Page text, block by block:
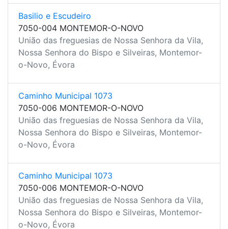
Basilio e Escudeiro
7050-004 MONTEMOR-O-NOVO
União das freguesias de Nossa Senhora da Vila,
Nossa Senhora do Bispo e Silveiras, Montemor-
o-Novo, Évora
Caminho Municipal 1073
7050-006 MONTEMOR-O-NOVO
União das freguesias de Nossa Senhora da Vila,
Nossa Senhora do Bispo e Silveiras, Montemor-
o-Novo, Évora
Caminho Municipal 1073
7050-006 MONTEMOR-O-NOVO
União das freguesias de Nossa Senhora da Vila,
Nossa Senhora do Bispo e Silveiras, Montemor-
o-Novo, Évora